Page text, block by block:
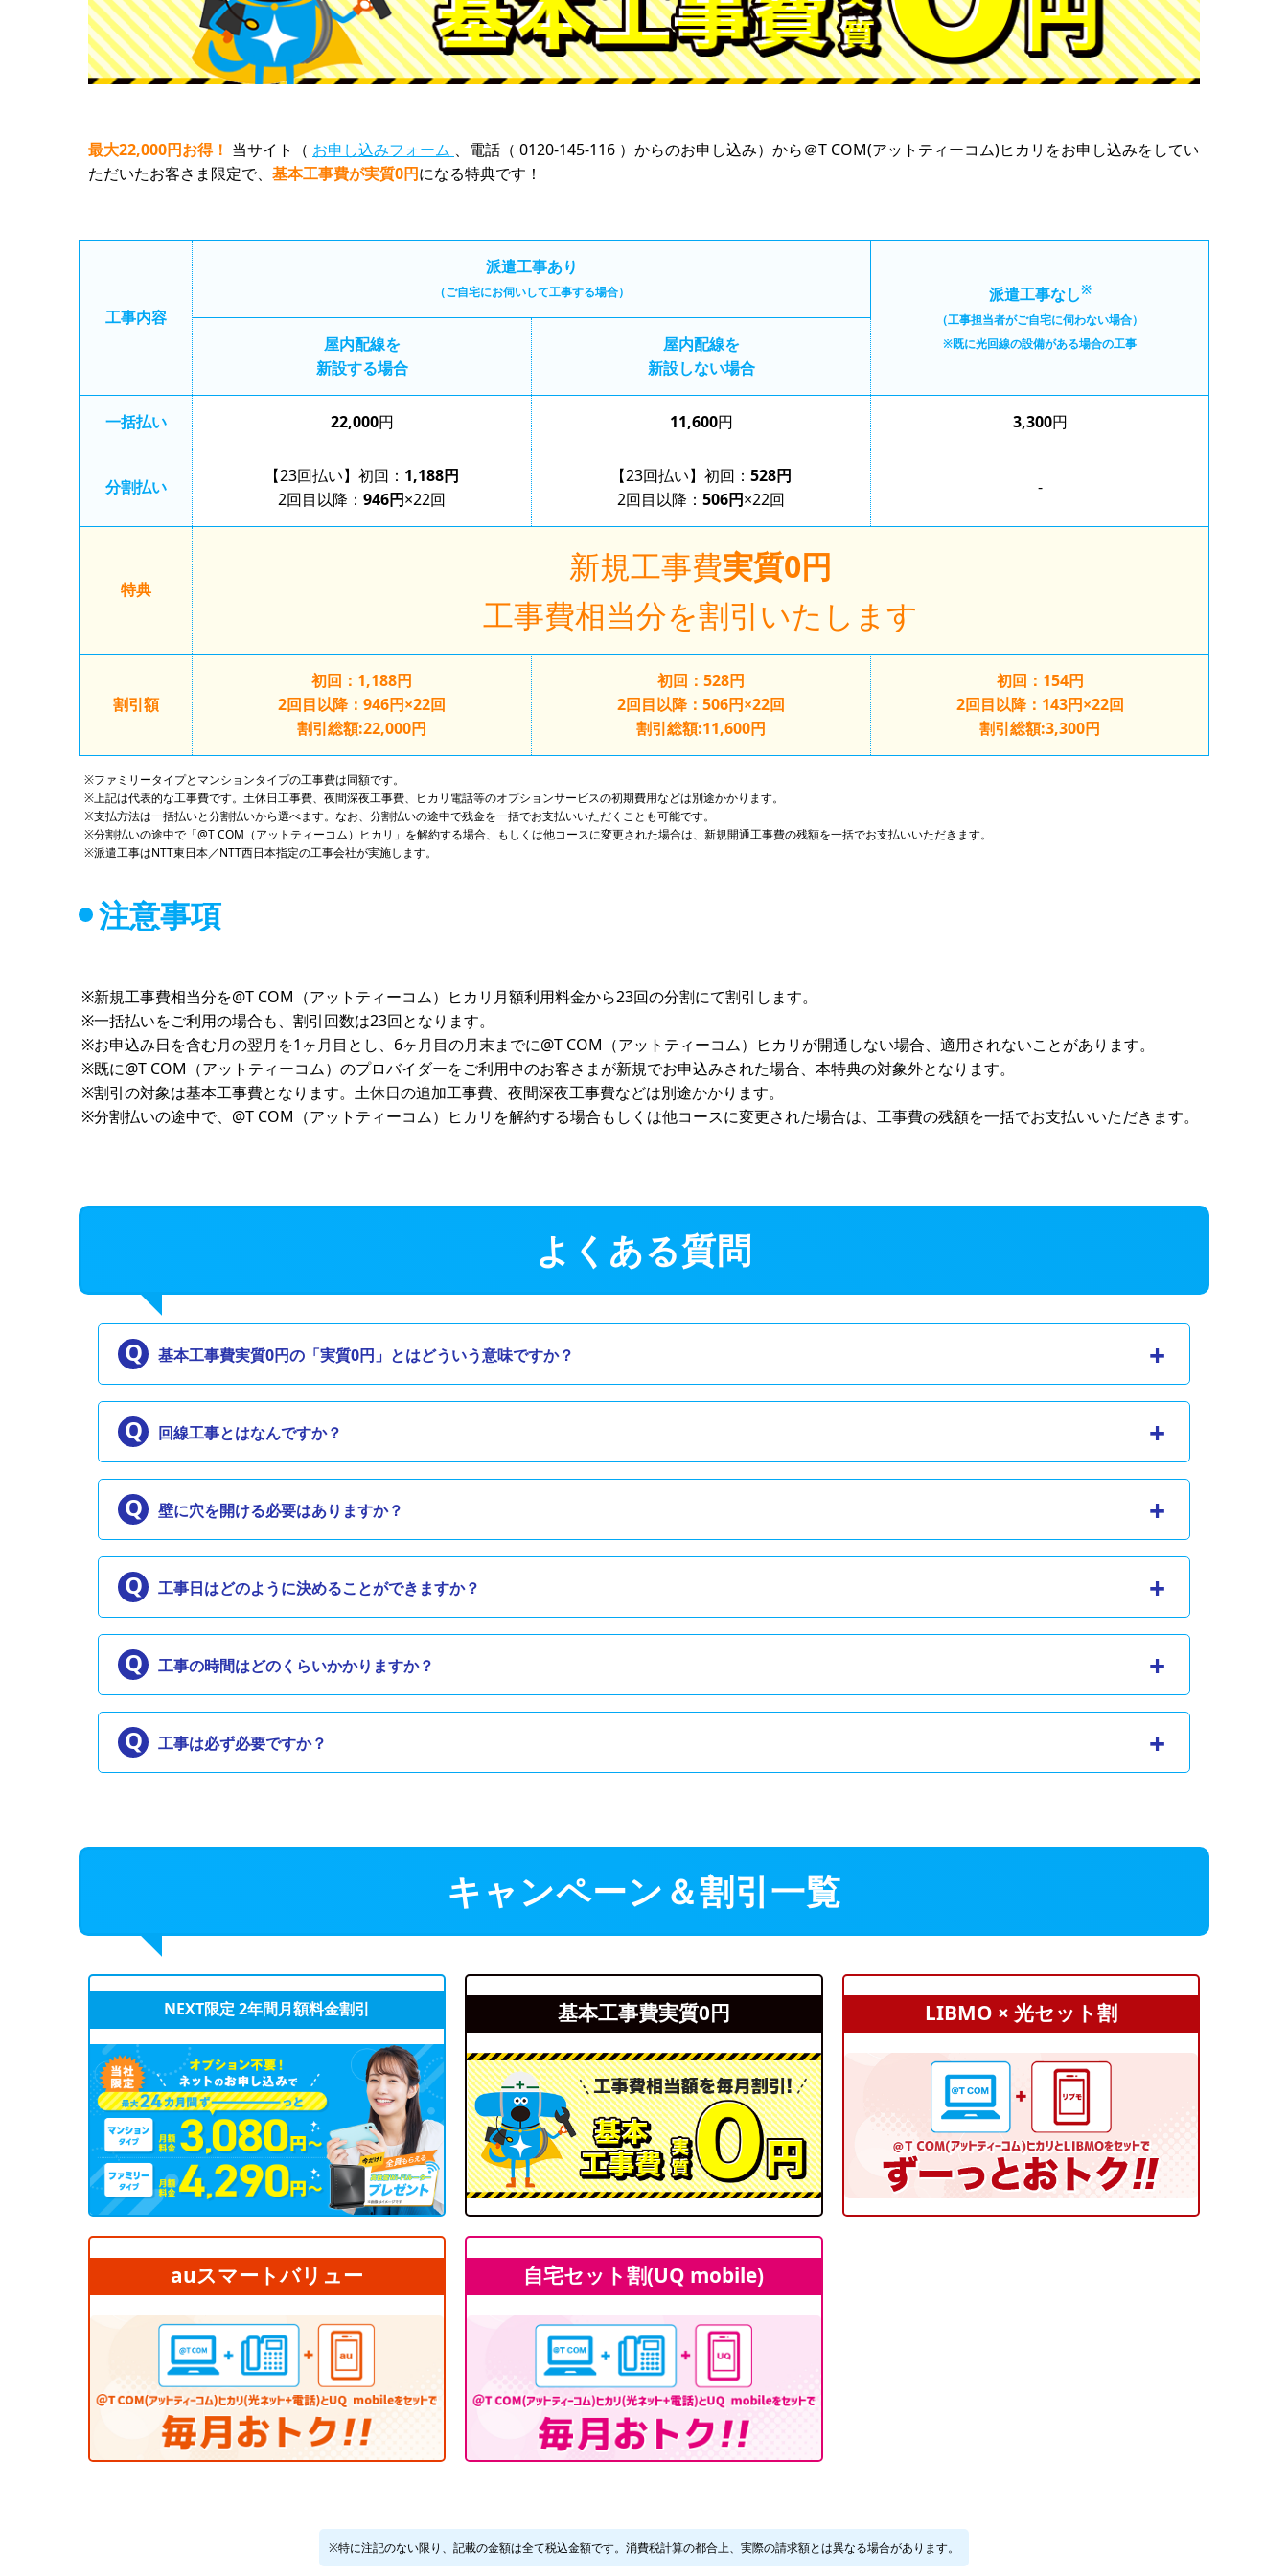
最大22,000円お得！ 当サイト（ お申し込みフォーム 、電話（ 0120-145-116 ）からのお申し込み）から＠T COM(アットティーコム)ヒカリをお申し込みをしてい
ただいたお客さま限定で、 基本工事費が実質0円になる特典です！
工事内容
派遣工事あり
（ご自宅にお伺いして工事する場合） 派遣工事なし※
（工事担当者がご自宅に伺わない場合）
※既に光回線の設備がある場合の工事
屋内配線を
新設する場合
屋内配線を
新設しない場合
一括払い 22,000円 11,600円 3,300円
分割払い
【23回払い】初回： 1,188円
2回目以降： 946円×22回
【23回払い】初回： 528円
2回目以降： 506円×22回
-
特典
新規工事費実質0円
工事費相当分を割引いたします
割引額
初回： 1,188円
2回目以降： 946円×22回
割引総額:22,000円
初回： 528円
2回目以降： 506円×22回
割引総額:11,600円
初回： 154円
2回目以降： 143円×22回
割引総額:3,300円
ファミリータイプとマンションタイプの工事費は同額です。
上記は代表的な工事費です。土休日工事費、夜間深夜工事費、ヒカリ電話等のオプションサービスの初期費用などは別途かかります。
支払方法は一括払いと分割払いから選べます。なお、分割払いの途中で残金を一括でお支払いいただくことも可能です。
分割払いの途中で「@T COM（アットティーコム）ヒカリ」を解約する場合、もしくは他コースに変更された場合は、新規開通工事費の残額を一括でお支払いいただきます。
派遣工事はNTT東日本／NTT西日本指定の工事会社が実施します。
注意事項
新規工事費相当分を@T COM（アットティーコム）ヒカリ月額利用料金から23回の分割にて割引します。
一括払いをご利用の場合も、割引回数は23回となります。
お申込み日を含む月の翌月を1ヶ月目とし、6ヶ月目の月末までに@T COM（アットティーコム）ヒカリが開通しない場合、適用されないことがあります。
既に@T COM（アットティーコム）のプロバイダーをご利用中のお客さまが新規でお申込みされた場合、本特典の対象外となります。
割引の対象は基本工事費となります。土休日の追加工事費、夜間深夜工事費などは別途かかります。
分割払いの途中で、@T COM（アットティーコム）ヒカリを解約する場合もしくは他コースに変更された場合は、工事費の残額を一括でお支払いいただきます。
よくある質問
基本工事費実質0円の「実質0円」とはどういう意味ですか？
回線工事とはなんですか？
壁に穴を開ける必要はありますか？
工事日はどのように決めることができますか？
工事の時間はどのくらいかかりますか？
工事は必ず必要ですか？
キャンペーン＆割引一覧
NEXT限定 2年間月額料金割引 基本工事費実質0円 LIBMO × 光セット割
auスマートバリュー 自宅セット割(UQ mobile)
※特に注記のない限り、記載の金額は全て税込金額です。消費税計算の都合上、実際の請求額とは異なる場合があります。